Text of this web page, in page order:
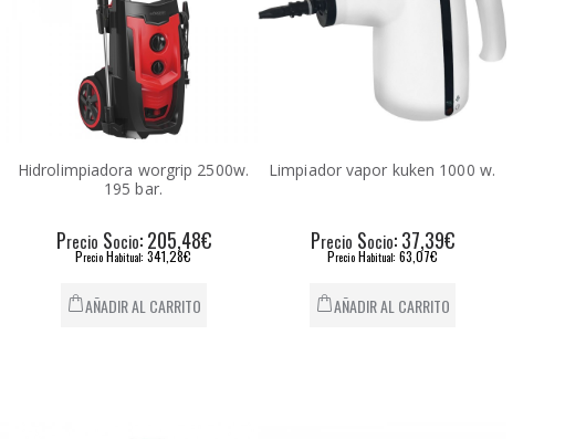
Hidrolimpiadora worgrip 2500w.
195 bar.
Precio Socio: 205,48€
Precio Habitual: 341,28€
AÑADIR AL CARRITO
Limpiador vapor kuken 1000 w.
Precio Socio: 37,39€
PrecioHabitual: 63,07€
AÑADIR AL CARRITO